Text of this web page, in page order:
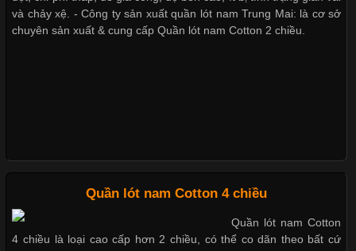
Cập nhật 2026-05-27 17:03:46
Vải Lycra Là Gì? Chất Liệu Co Giãn Được Ưa Chuộng Trong
Chất Liệu Bamboo Xu Hướng Mới Trong Ngành Thời Trang
Cập nhật 2026-05-21 14:59:25
và chảy xệ. - Công ty sản xuất quần lót nam Trung Mai: là cơ sở
chuyên sản xuất & cung cấp Quần lót nam Cotton 2 chiều.
Quần lót nam Cotton 4 chiều
Quần lót nam Cotton
4 chiều là loại cao cấp hơn 2 chiều, có thể co dãn theo bất cứ